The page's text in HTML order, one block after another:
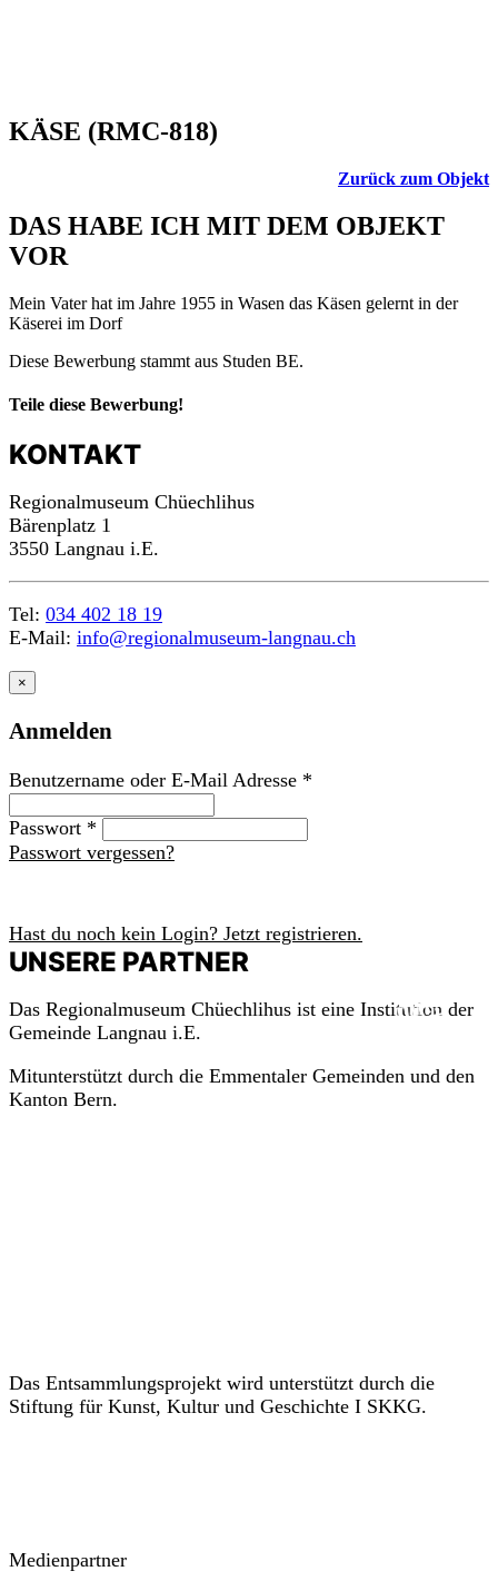
mit!
KÄSE (RMC-818)
Zurück zum Objekt
DAS HABE ICH MIT DEM OBJEKT
VOR
Mein Vater hat im Jahre 1955 in Wasen das Käsen gelernt in der
Käserei im Dorf
Diese Bewerbung stammt aus Studen BE.
Teile diese Bewerbung!
KONTAKT
Regionalmuseum Chüechlihus
Bärenplatz 1
3550 Langnau i.E.
Tel: 034 402 18 19
E-Mail: info@regionalmuseum-langnau.ch
×
Anmelden
Benutzername oder E-Mail Adresse *
Passwort *
Passwort vergessen?
Hast du noch kein Login? Jetzt registrieren.
UNSERE PARTNER
Das Regionalmuseum Chüechlihus ist eine Institution der
Gemeinde Langnau i.E.
Mitunterstützt durch die Emmentaler Gemeinden und den
Kanton Bern.
Das Entsammlungsprojekt wird unterstützt durch die
Stiftung für Kunst, Kultur und Geschichte I SKKG.
Medienpartner